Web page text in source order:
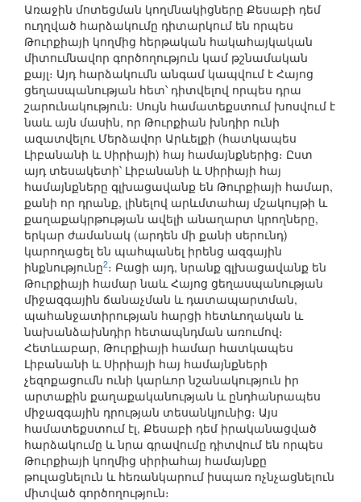
Առաջին մոտեցման կողմնակիցները Քեսաբի դեմ
ուղղված հարձակումը դիտարկում են որպես
Թուրքիայի կողմից հերթական հակահայկական
միտումնավոր գործողություն կամ թշնամական
քայլ։ Այդ հարձակումն անգամ կապվում է Հայոց
ցեղասպանության հետ՝ դիտվելով որպես դրա
շարունակություն։ Սույն համատեքստում խոսվում է
նաև այն մասին, որ Թուրքիան խնդիր ունի
ազատվելու Մերձավոր Արևելքի (հատկապես
Լիբանանի և Սիրիայի) հայ համայնքներից։ Ըստ
այդ տեսակետի՝ Լիբանանի և Սիրիայի հայ
համայնքները գլխացավանք են Թուրքիայի համար,
քանի որ դրանք, լինելով արևմտահայ մշակույթի և
քաղաքակրթության ավելի անաղարտ կրողները,
երկար ժամանակ (արդեն մի քանի սերունդ)
կարողացել են պահպանել իրենց ազգային
ինքնությունը2։ Բացի այդ, նրանք գլխացավանք են
Թուրքիայի համար նաև Հայոց ցեղասպանության
միջազգային ճանաչման և դատապարտման,
պահանջատիրության հարցի հետևողական և
նախանձախնդիր հետապնդման առումով։
Հետևաբար, Թուրքիայի համար հատկապես
Լիբանանի և Սիրիայի հայ համայնքների
չեզոքացումն ունի կարևոր նշանակություն իր
արտաքին քաղաքականության և ընդհանրապես
միջազգային դրության տեսանկյունից։ Այս
համատեքստում էլ, Քեսաբի դեմ իրականացված
հարձակումը և նրա գրավումը դիտվում են որպես
Թուրքիայի կողմից սիրիահայ համայնքը
թուլացնելուն և հեռանկարում իսպառ ոչնչացնելուն
միտված գործողություն։